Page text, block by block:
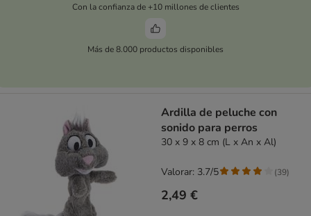
Con la confianza de +10 millones de clientes
Más de 8.000 productos disponibles
Ardilla de peluche con
sonido para perros
30 x 9 x 8 cm (L x An x Al)
2,49 €
Valorar: 3.7/5 (39)